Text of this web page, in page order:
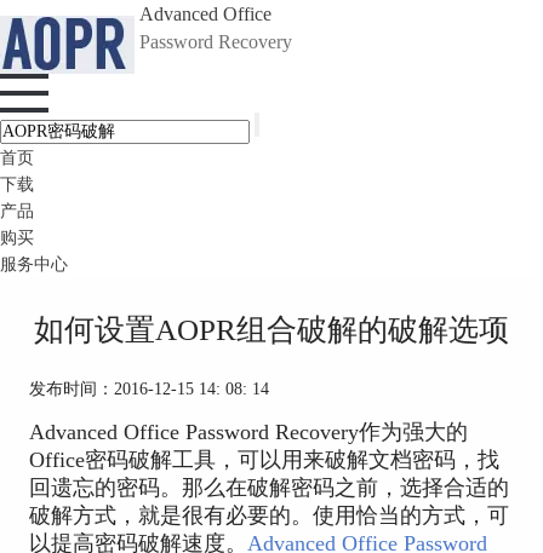
Advanced Office
Password Recovery
首页
下载
产品
购买
服务中心
如何设置AOPR组合破解的破解选项
发布时间：2016-12-15 14: 08: 14
Advanced Office Password Recovery作为强大的
Office密码破解工具，可以用来破解文档密码，找
回遗忘的密码。那么在破解密码之前，选择合适的
破解方式，就是很有必要的。使用恰当的方式，可
以提高密码破解速度。 Advanced Office Password